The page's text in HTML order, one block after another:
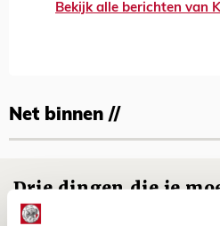
Bekijk alle berichten van
Net binnen //
Drie dingen die je
Zwolle - Ajax